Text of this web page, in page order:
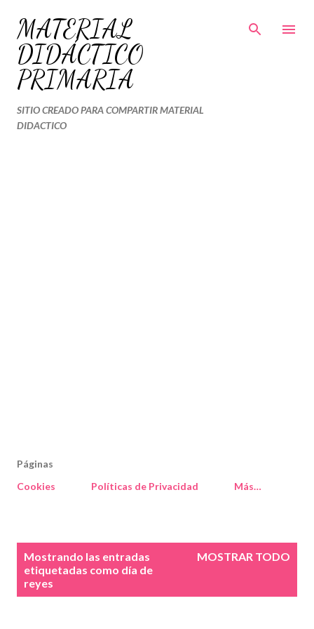
Ir al contenido principal
MATERIAL
DIDÁCTICO
PRIMARIA
SITIO CREADO PARA COMPARTIR MATERIAL
DIDACTICO
Páginas
Cookies
Políticas de Privacidad Más…
Mostrando las entradas
etiquetadas como día de
reyes
MOSTRAR TODO